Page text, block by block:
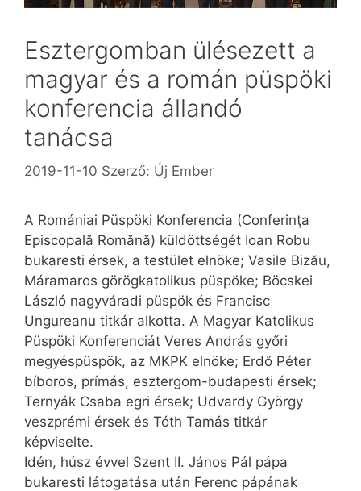
Esztergomban ülésezett a
magyar és a román püspöki
konferencia állandó
tanácsa
2019-11-10 Szerző: Új Ember
A Romániai Püspöki Konferencia (Con­fe­rinţa
Episcopală Romănă) küldöttségét Ioan Robu
bukaresti érsek, a testület elnöke; Vasile Bizău,
Máramaros görögkatolikus püspöke; Böcskei
László nagyváradi püspök és Francisc
Ungureanu titkár alkotta. A Magyar Katolikus
Püspöki Konferenciát Veres András győri
megyéspüspök, az MKPK elnöke; Erdő Péter
bíboros, prímás, esztergom-budapesti érsek;
Ter­nyák Csaba egri érsek; Udvardy György
vesz­prémi érsek és Tóth Tamás titkár
képviselte.
Idén, húsz évvel Szent II. János Pál pápa
bukaresti látogatása után Ferenc pápának